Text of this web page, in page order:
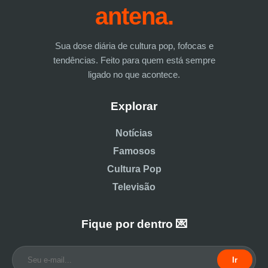
antena.
Sua dose diária de cultura pop, fofocas e
tendências. Feito para quem está sempre
ligado no que acontece.
Explorar
Notícias
Famosos
Cultura Pop
Televisão
Fique por dentro 💌
Ir